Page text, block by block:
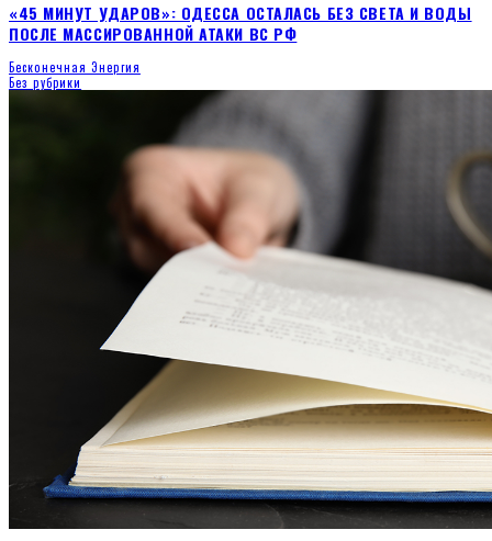
«45 МИНУТ УДАРОВ»: ОДЕССА ОСТАЛАСЬ БЕЗ СВЕТА И ВОДЫ
ПОСЛЕ МАССИРОВАННОЙ АТАКИ ВС РФ
Бесконечная Энергия
Без рубрики